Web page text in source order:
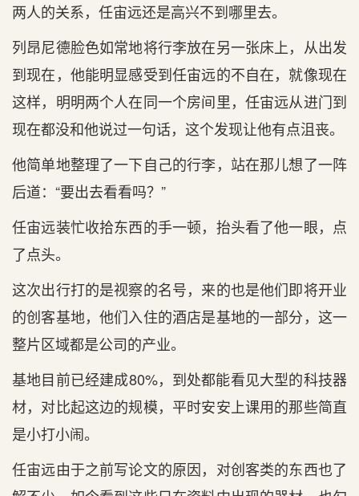
两人的关系，任宙远还是高兴不到哪里去。
列昂尼德脸色如常地将行李放在另一张床上，从出发
到现在，他能明显感受到任宙远的不自在，就像现在
这样，明明两个人在同一个房间里，任宙远从进门到
现在都没和他说过一句话，这个发现让他有点沮丧。
他简单地整理了一下自己的行李，站在那儿想了一阵
后道：“要出去看看吗？”
任宙远装忙收拾东西的手一顿，抬头看了他一眼，点
了点头。
这次出行打的是视察的名号，来的也是他们即将开业
的创客基地，他们入住的酒店是基地的一部分，这一
整片区域都是公司的产业。
基地目前已经建成80%，到处都能看见大型的科技器
材，对比起这边的规模，平时安安上课用的那些简直
是小打小闹。
任宙远由于之前写论文的原因，对创客类的东西也了